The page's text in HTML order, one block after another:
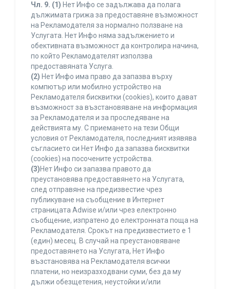
Чл. 9. (1) Нет Инфо се задължава да полага
дължимата грижа за предоставяне възможност
на Рекламодателя за нормално ползване на
Услугата. Нет Инфо няма задължението и
обективната възможност да контролира начина,
по който Рекламодателят използва
предоставяната Услуга.
(2) Нет Инфо има право да запазва върху
компютър или мобилно устройство на
Рекламодателя бисквитки (cookies), които дават
възможност за възстановяване на информация
за Рекламодателя и за проследяване на
действията му. С приемането на тези Общи
условия от Рекламодателя, последният изявява
съгласието си Нет Инфо да запазва бисквитки
(cookies) на посочените устройства.
(3)Нет Инфо си запазва правото да
преустановява предоставянето на Услугата,
след отправяне на предизвестие чрез
публикуване на съобщение в Интернет
страницата Adwise и/или чрез електронно
съобщение, изпратено до електронната поща на
Рекламодателя. Срокът на предизвестието е 1
(един) месец. В случай на преустановяване
предоставянето на Услугата, Нет Инфо
възстановява на Рекламодателя всички
платени, но неизразходвани суми, без да му
дължи обезщетения, неустойки и/или